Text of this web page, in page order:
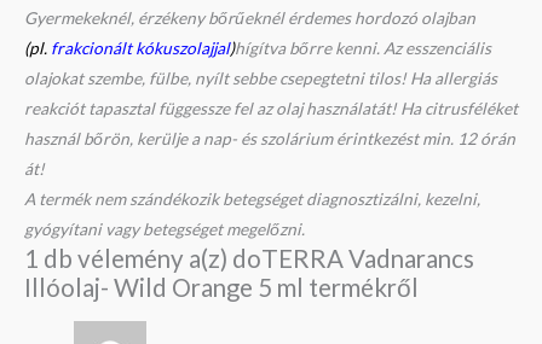
Gyermekeknél, érzékeny bőrűeknél érdemes hordozó olajban
(pl. frakcionált kókuszolajjal)hígítva bőrre kenni. Az esszenciális
olajokat szembe, fülbe, nyílt sebbe csepegtetni tilos! Ha allergiás
reakciót tapasztal függessze fel az olaj használatát! Ha citrusféléket
használ bőrön, kerülje a nap- és szolárium érintkezést min. 12 órán
át!
A termék nem szándékozik betegséget diagnosztizálni, kezelni,
gyógyítani vagy betegséget megelőzni.
1 db vélemény a(z) doTERRA Vadnarancs
Illóolaj- Wild Orange 5 ml termékről